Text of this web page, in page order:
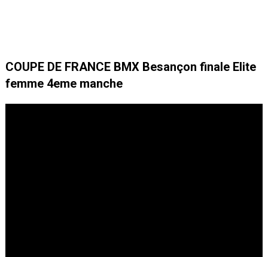
COUPE DE FRANCE BMX Besançon finale Elite
femme 4eme manche